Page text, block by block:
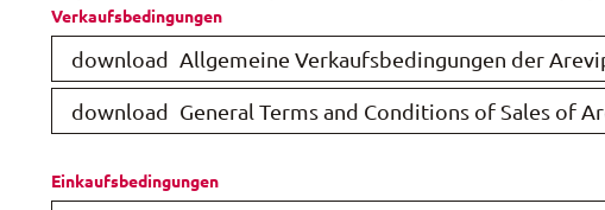
Verkaufsbedingungen
download Allgemeine Verkaufsbedingungen der
download General Terms and Conditions of Sales of
Einkaufsbedingungen